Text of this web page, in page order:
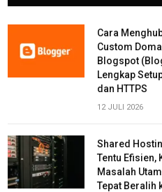
Cara
Custom
Blogspot
Lengkap
dan HTTPS
12 JULI 2026
Shared
Tentu Efisien,
Masalah
Tepat Beralih